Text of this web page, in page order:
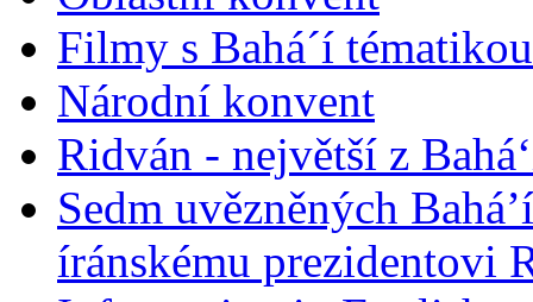
Filmy s Bahá´í
Národní konvent
Ridván - největší z
Sedm uvězněných
íránskému prezidentovi